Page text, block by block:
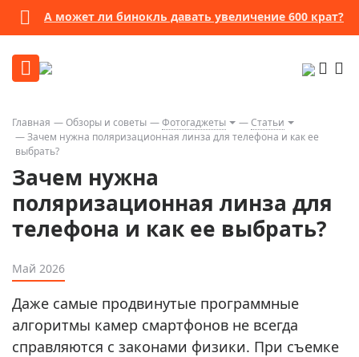
А может ли бинокль давать увеличение 600 крат?
Главная Обзоры и советы Фотогаджеты
Статьи
Зачем нужна поляризационная линза для телефона и как ее
выбрать?
Зачем нужна
поляризационная линза для
телефона и как ее выбрать?
Май 2026
Даже самые продвинутые программные
алгоритмы камер смартфонов не всегда
справляются с законами физики. При съемке